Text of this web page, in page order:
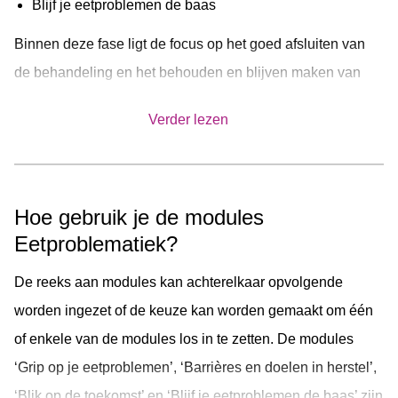
worden aangepakt. Dit wordt gedaan aan de hand van
informatie en praktische oefeningen.
Blijf je eetproblemen de baas
Binnen deze fase ligt de focus op het goed afsluiten van
de behandeling en het behouden en blijven maken van
aandacht te geven aan de behaalde progressie op
en het opstellen van een signaleringsplan.
Verder lezen
Hoe gebruik je de modules
Eetproblematiek?
De reeks aan modules kan achterelkaar opvolgende
worden ingezet of de keuze kan worden gemaakt om één
of enkele van de modules los in te zetten. De modules
‘Grip op je eetproblemen’, ‘Barrières en doelen in herstel’,